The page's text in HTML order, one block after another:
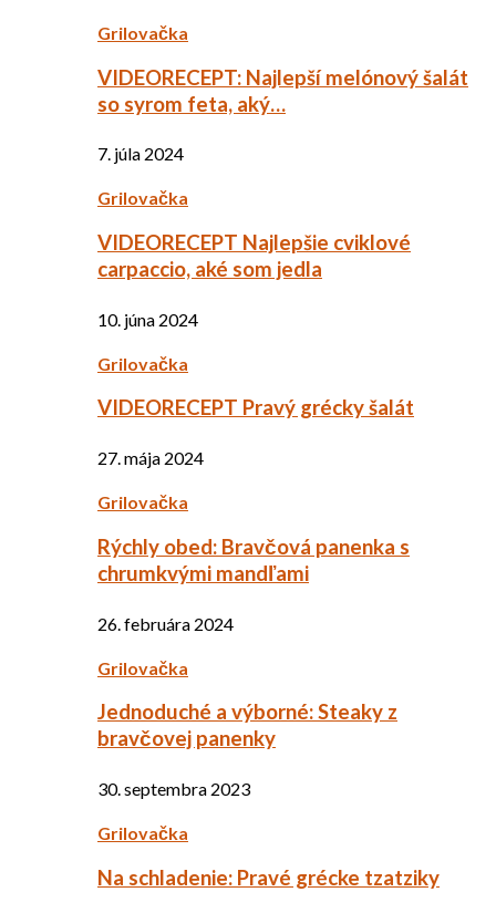
Grilovačka
VIDEORECEPT: Najlepší melónový šalát
so syrom feta, aký…
7. júla 2024
Grilovačka
VIDEORECEPT Najlepšie cviklové
carpaccio, aké som jedla
10. júna 2024
Grilovačka
VIDEORECEPT Pravý grécky šalát
27. mája 2024
Grilovačka
Rýchly obed: Bravčová panenka s
chrumkvými mandľami
26. februára 2024
Grilovačka
Jednoduché a výborné: Steaky z
bravčovej panenky
30. septembra 2023
Grilovačka
Na schladenie: Pravé grécke tzatziky